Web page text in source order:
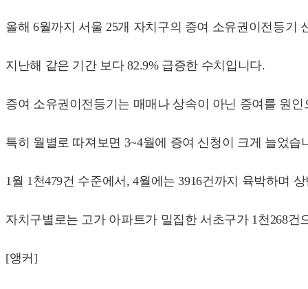
올해 6월까지 서울 25개 자치구의 증여 소유권이전등기
지난해 같은 기간 보다 82.9% 급증한 수치입니다.
증여 소유권이전등기는 매매나 상속이 아닌 증여를 원
특히 월별로 따져보면 3~4월에 증여 신청이 크게 늘었습
1월 1천479건 수준에서, 4월에는 3916건까지 육박하며
자치구별로는 고가 아파트가 밀집한 서초구가 1천268
[앵커]